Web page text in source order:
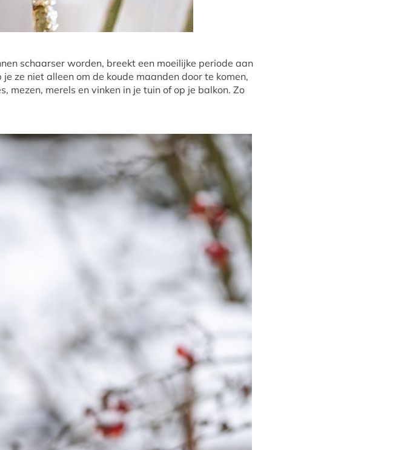
schaarser worden, breekt een moeilijke periode aan
ze niet alleen om de koude maanden door te komen,
mezen, merels en vinken in je tuin of op je balkon. Zo